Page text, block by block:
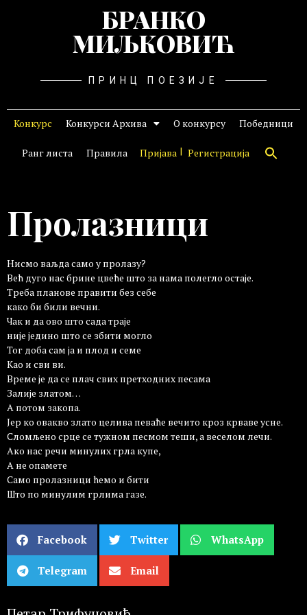
БРАНКО
МИЉКОВИЋ
ПРИНЦ ПОЕЗИЈЕ
Конкурс Конкурси Архива О конкурсу Победници
Ранг листа Правила Пријава Регистрација
Пролазници
Нисмо ваљда само у пролазу?
Већ дуго нас брине цвеће што за нама полегло остаје.
Треба планове правити без себе
како би били вечни.
Чак и да ово што сада траје
није једино што се збити могло
Тог доба сам ја и плод и семе
Као и сви ви.
Време је да се плач свих претходних песама
Залије златом…
А потом закопа.
Јер ко овакво злато целива певаће вечито кроз крваве усне.
Сломљено срце се тужном песмом теши, а веселом лечи.
Ако нас речи минулих грла купе,
А не опамете
Само пролазници ћемо и бити
Што по минулим грлима газе.
Facebook Twitter WhatsApp
Telegram Email